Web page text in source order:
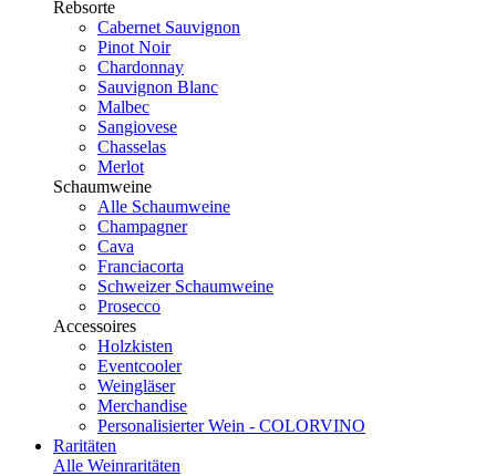
Rebsorte
Cabernet Sauvignon
Pinot Noir
Chardonnay
Sauvignon Blanc
Malbec
Sangiovese
Chasselas
Merlot
Schaumweine
Alle Schaumweine
Champagner
Cava
Franciacorta
Schweizer Schaumweine
Prosecco
Accessoires
Holzkisten
Eventcooler
Weingläser
Merchandise
Personalisierter Wein - COLORVINO
Raritäten
Alle Weinraritäten